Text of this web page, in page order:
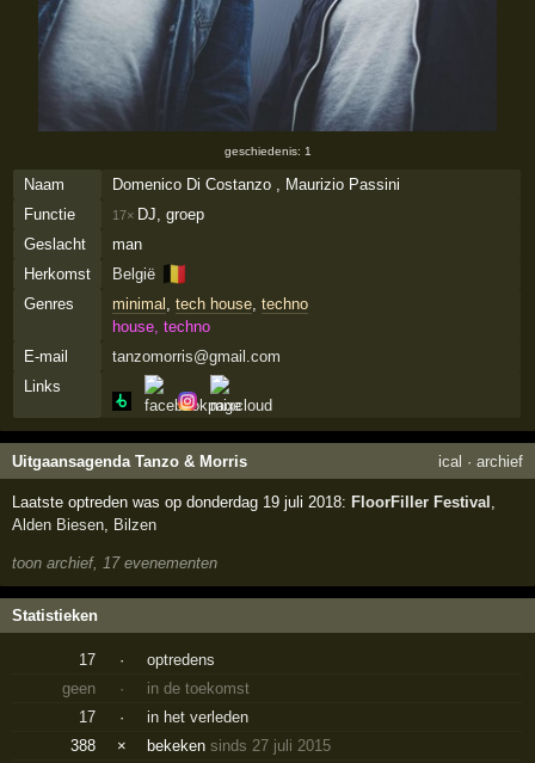
geschiedenis: 1
Naam
Domenico Di Costanzo , Maurizio Passini
Functie
17× DJ, groep
Geslacht
man
Herkomst
België 🇧🇪
Genres minimal tech house, techno
house, techno
E-mail
tanzomorris@gmail.com
Links
Uitgaansagenda Tanzo & Morris ical · archief
Laatste optreden was op donderdag 19 juli 2018: FloorFiller Festival
Alden Biesen
Bilzen
toon archief, 17 evenementen
Statistieken
17 ·
optredens
geen
·
in de toekomst
17
·
in het verleden
388
× bekekensinds 27 juli 2015